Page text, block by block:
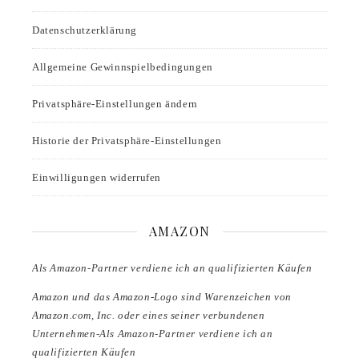
Datenschutzerklärung
Allgemeine Gewinnspielbedingungen
Privatsphäre-Einstellungen ändern
Historie der Privatsphäre-Einstellungen
Einwilligungen widerrufen
AMAZON
Als Amazon-Partner verdiene ich an qualifizierten Käufen
Amazon und das Amazon-Logo sind Warenzeichen von
Amazon.com, Inc. oder eines seiner verbundenen
Unternehmen-Als Amazon-Partner verdiene ich an
qualifizierten Käufen